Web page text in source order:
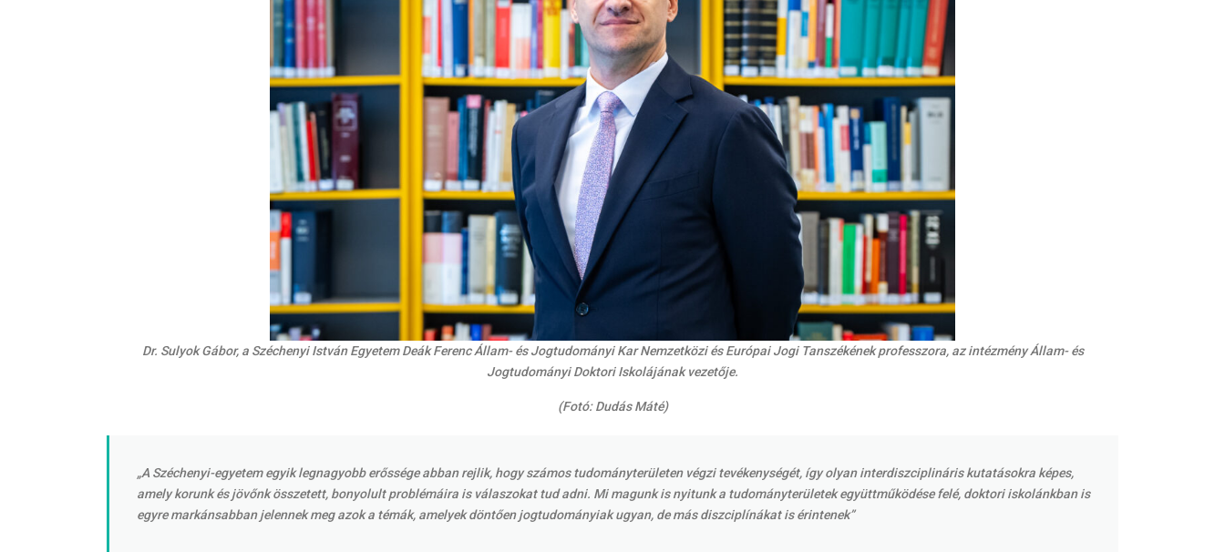
Dr. Sulyok Gábor, a Széchenyi István Egyetem Deák Ferenc Állam- és Jogtudományi Kar Nemzetközi és Európai Jogi Tanszékének professzora, az intézmény Állam- és
Jogtudományi Doktori Iskolájának vezetője.
(Fotó: Dudás Máté)
„A Széchenyi-egyetem egyik legnagyobb erőssége abban rejlik, hogy számos tudományterületen végzi tevékenységét, így olyan interdiszciplináris kutatásokra képes,
amely korunk és jövőnk összetett, bonyolult problémáira is válaszokat tud adni. Mi magunk is nyitunk a tudományterületek együttműködése felé, doktori iskolánkban is
egyre markánsabban jelennek meg azok a témák, amelyek döntően jogtudományiak ugyan, de más diszciplínákat is érintenek”